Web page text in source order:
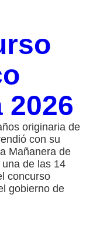
2026
originaria de
con su
Mañanera de
de las 14
concurso
gobierno de